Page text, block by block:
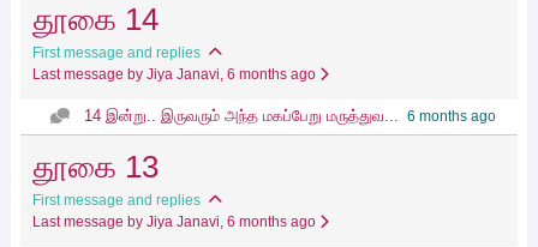
தூகை 14
First message and replies
Last message by Jiya Janavi, 6 months ago
14 இன்று.. இருவரும் அந்த மகப்பேறு மருத்துவ... 6 months ago
தூகை 13
First message and replies
Last message by Jiya Janavi, 6 months ago